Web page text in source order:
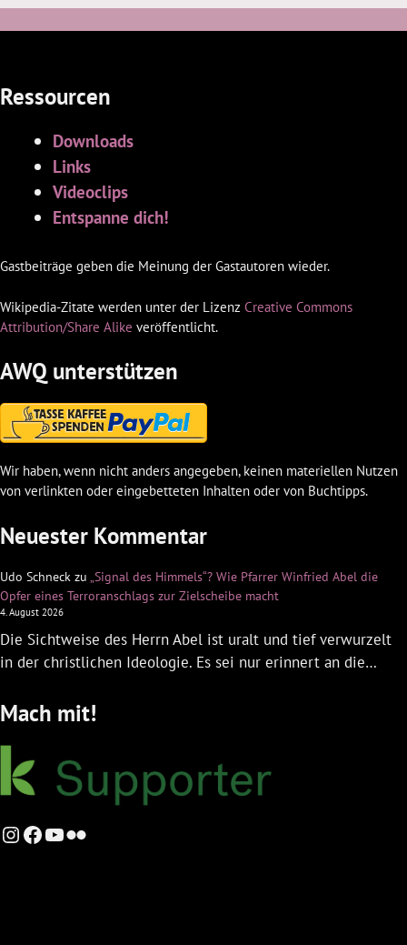
Ressourcen
Downloads
Links
Videoclips
Entspanne dich!
Gastbeiträge geben die Meinung der Gastautoren wieder.
Wikipedia-Zitate werden unter der Lizenz Creative Commons
Attribution/Share Alike veröffentlicht.
AWQ unterstützen
Wir haben, wenn nicht anders angegeben, keinen materiellen Nutzen
von verlinkten oder eingebetteten Inhalten oder von Buchtipps.
Neuester Kommentar
Udo Schneck zu „Signal des Himmels“? Wie Pfarrer Winfried Abel die
Opfer eines Terroranschlags zur Zielscheibe macht
4. August 2026
Die Sichtweise des Herrn Abel ist uralt und tief verwurzelt
in der christlichen Ideologie. Es sei nur erinnert an die…
Mach mit!
Instagram
Facebook
YouTube
Flickr